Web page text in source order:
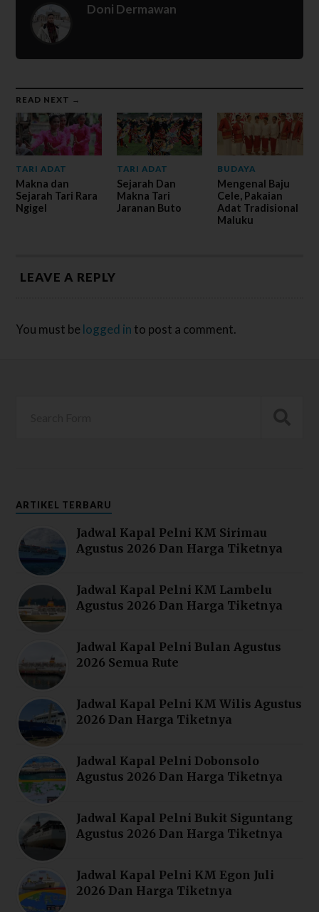
Doni Dermawan
READ NEXT →
TARI ADAT
Makna dan
Sejarah Tari Rara
Ngigel
TARI ADAT
Sejarah Dan
Makna Tari
Jaranan Buto
BUDAYA
Mengenal Baju
Cele, Pakaian
Adat Tradisional
Maluku
LEAVE A REPLY
You must be logged in to post a comment.
ARTIKEL TERBARU
Jadwal Kapal Pelni KM Sirimau
Agustus 2026 Dan Harga Tiketnya
Jadwal Kapal Pelni KM Lambelu
Agustus 2026 Dan Harga Tiketnya
Jadwal Kapal Pelni Bulan Agustus
2026 Semua Rute
Jadwal Kapal Pelni KM Wilis Agustus
2026 Dan Harga Tiketnya
Jadwal Kapal Pelni Dobonsolo
Agustus 2026 Dan Harga Tiketnya
Jadwal Kapal Pelni Bukit Siguntang
Agustus 2026 Dan Harga Tiketnya
Jadwal Kapal Pelni KM Egon Juli
2026 Dan Harga Tiketnya